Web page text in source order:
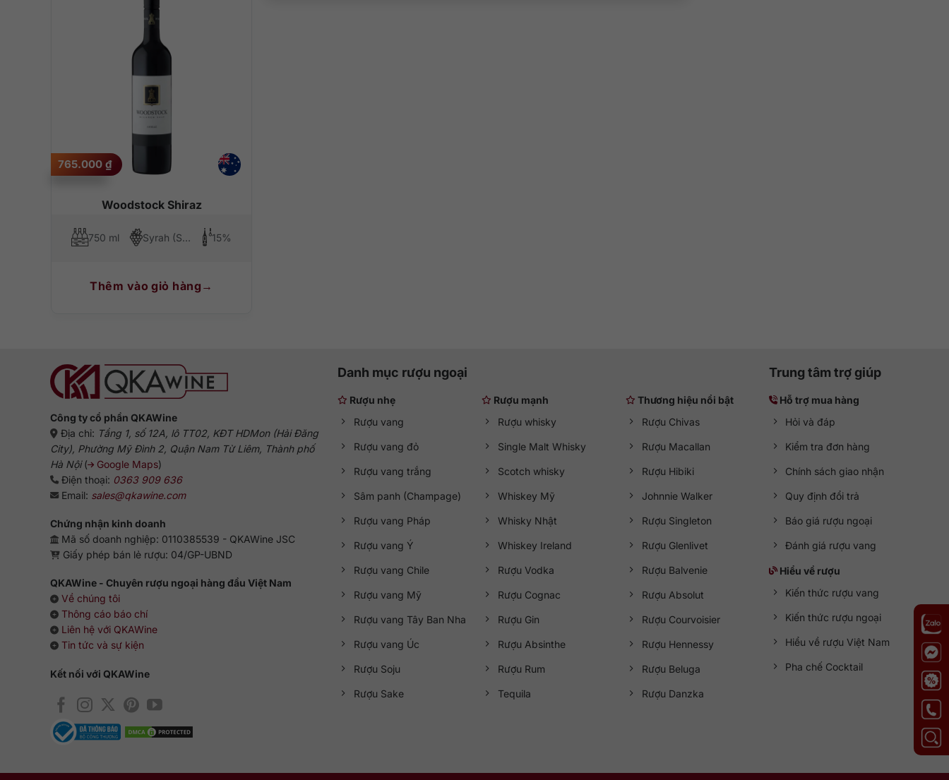
Woodstock Shiraz
765.000 ₫
750 ml Syrah (Shiraz) 15%
Thêm vào giỏ hàng
Công ty cổ phần QKAWine
Địa chỉ: Tầng 1, số 12A, lô TT02, KĐT HDMon (Hải Đăng
City), Phường Mỹ Đình 2, Quận Nam Từ Liêm, Thành phố
Hà Nội( Google Maps)
Điện thoại: 0363 909 636
Email: sales@qkawine.com
Chứng nhận kinh doanh
Mã số doanh nghiệp: 0110385539 - QKAWine JSC
Giấy phép bán lẻ rượu: 04/GP-UBND
QKAWine - Chuyên rượu ngoại hàng đầu Việt Nam
Về chúng tôi
Thông cáo báo chí
Liên hệ với QKAWine
Tin tức và sự kiện
Kết nối với QKAWine
Danh mục rượu ngoại
Rượu nhẹ
Rượu vang
Rượu vang đỏ
Rượu vang trắng
Sâm panh (Champage)
Rượu vang Pháp
Rượu vang Ý
Rượu vang Chile
Rượu vang Mỹ
Rượu vang Tây Ban Nha
Rượu vang Úc
Rượu Soju
Rượu Sake
Rượu mạnh
Rượu whisky
Single Malt Whisky
Scotch whisky
Whiskey Mỹ
Whisky Nhật
Whiskey Ireland
Rượu Vodka
Rượu Cognac
Rượu Gin
Rượu Absinthe
Rượu Rum
Tequila
Thương hiệu nổi bật
Rượu Chivas
Rượu Macallan
Rượu Hibiki
Johnnie Walker
Rượu Singleton
Rượu Glenlivet
Rượu Balvenie
Rượu Absolut
Rượu Courvoisier
Rượu Hennessy
Rượu Beluga
Rượu Danzka
Trung tâm trợ giúp
Hỗ trợ mua hàng
Hỏi và đáp
Kiểm tra đơn hàng
Chính sách giao nhận
Quy định đổi trả
Báo giá rượu ngoại
Đánh giá rượu vang
Hiểu về rượu
Kiến thức rượu vang
Kiến thức rượu ngoại
Hiểu về rượu Việt Nam
Pha chế Cocktail